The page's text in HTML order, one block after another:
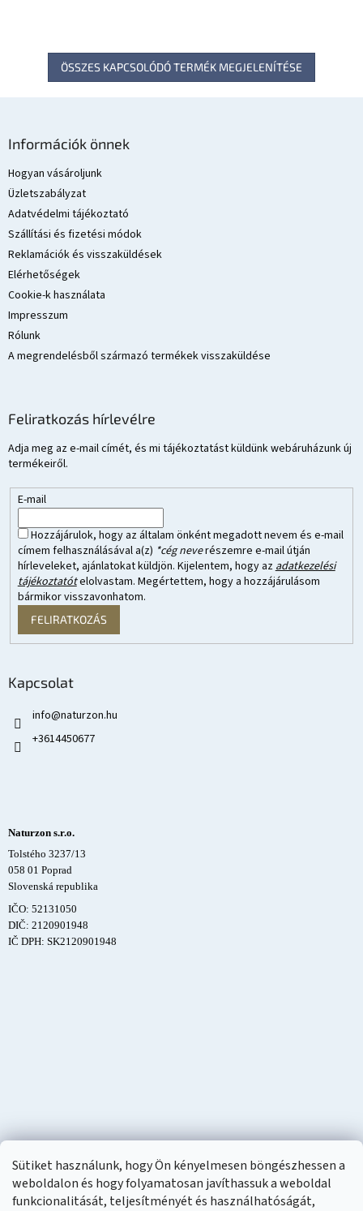
Sütiket használunk, hogy Ön kényelmesen böngészhessen a
weboldalon és hogy folyamatosan javíthassuk a weboldal
funkcionalitását, teljesítményét és használhatóságát,
ÖSSZES KAPCSOLÓDÓ TERMÉK MEGJELENÍTÉSE
Információk önnek
Hogyan vásároljunk
Üzletszabályzat
Adatvédelmi tájékoztató
Szállítási és fizetési módok
Reklamációk és visszaküldések
Elérhetőségek
Cookie-k használata
Impresszum
Rólunk
A megrendelésből származó termékek visszaküldése
Feliratkozás hírlevélre
Adja meg az e-mail címét, és mi tájékoztatást küldünk webáruházunk új
termékeiről.
E-mail
Hozzájárulok, hogy az általam önként megadott nevem és e-mail
címem felhasználásával a(z) *cég neverészemre e-mail útján
hírleveleket, ajánlatokat küldjön. Kijelentem, hogy azadatkezelési
tájékoztatótelolvastam. Megértettem, hogy a hozzájárulásom
bármikor visszavonhatom.
FELIRATKOZÁS
Kapcsolat
info@naturzon.hu
+3614450677
Naturzon s.r.o.
Tolstého 3237/13
058 01 Poprad
Slovenská republika
IČO: 52131050
DIČ: 2120901948
IČ DPH: SK2120901948